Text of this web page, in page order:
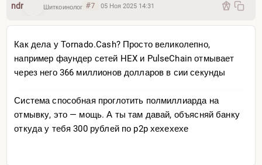
ndr Шиткоинолог #7 05 Ноя 2025 14:31
Как дела у Tornado.Cash? Просто великолепно,
например фаундер сетей HEX и PulseChain отмывает
через него 366 миллионов долларов в сии секунды
Система способная проглотить полмиллиарда на
отмывку, это — мощь. А ты там давай, объясняй банку
откуда у тебя 300 рублей по p2p хехехехе